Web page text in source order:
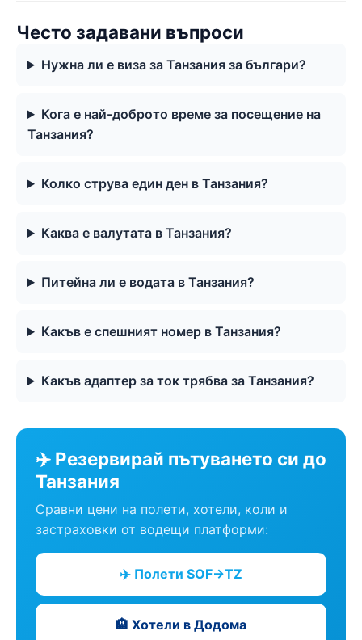
Често задавани въпроси
Нужна ли е виза за Танзания за българи?
Кога е най-доброто време за посещение на
Танзания?
Колко струва един ден в Танзания?
Каква е валутата в Танзания?
Питейна ли е водата в Танзания?
Какъв е спешният номер в Танзания?
Какъв адаптер за ток трябва за Танзания?
✈️ Резервирай пътуването си до
Танзания
Сравни цени на полети, хотели, коли и
застраховки от водещи платформи:
✈️ Полети SOF→TZ
🏨 Хотели в Додома